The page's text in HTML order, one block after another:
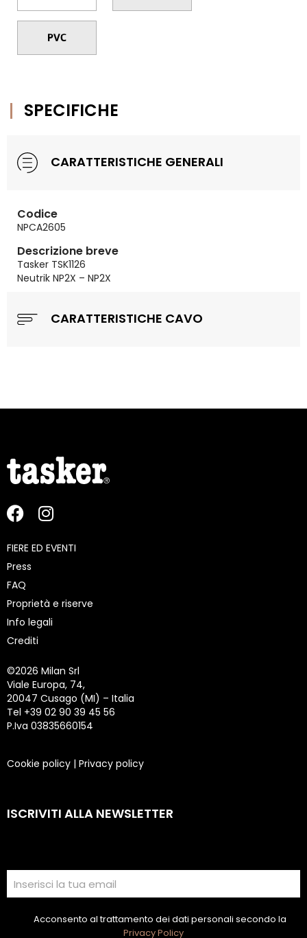
SPECIFICHE
CARATTERISTICHE GENERALI
Codice
NPCA2605
Descrizione breve
Tasker TSK1126
Neutrik NP2X – NP2X
CARATTERISTICHE CAVO
FIERE ED EVENTI
Press
FAQ
Proprietà e riserve
Info legali
Crediti
©2026 Milan Srl
Viale Europa, 74,
20047 Cusago (MI) – Italia
Tel +39 02 90 39 45 56
P.Iva 03835660154
Cookie policy | Privacy policy
ISCRIVITI ALLA NEWSLETTER
Acconsento al trattamento dei dati personali secondo la
Privacy Policy